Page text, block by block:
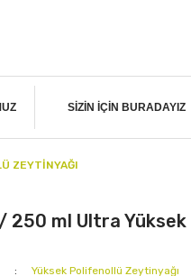
SIZIN IÇIN BURADAYIZ
ZEYTINYAĞI
250 ml Ultra
Yüksek Polifenollü Zeytinyağı